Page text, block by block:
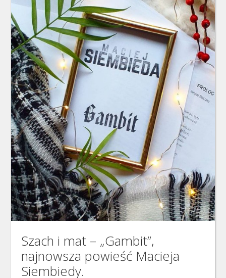
Szach i mat – „Gambit”,
najnowsza powieść Macieja
Siembiedy.